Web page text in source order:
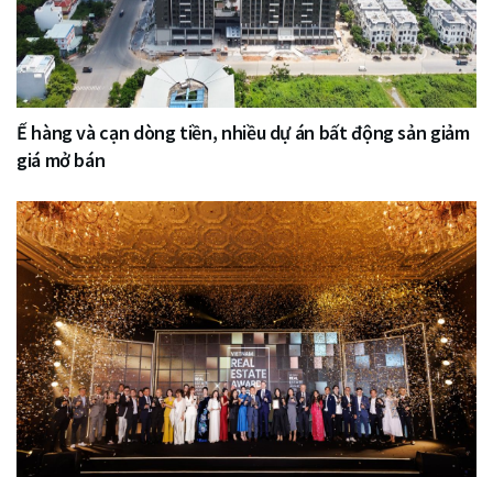
Ế hàng và cạn dòng tiền, nhiều dự án bất động sản giảm
giá mở bán